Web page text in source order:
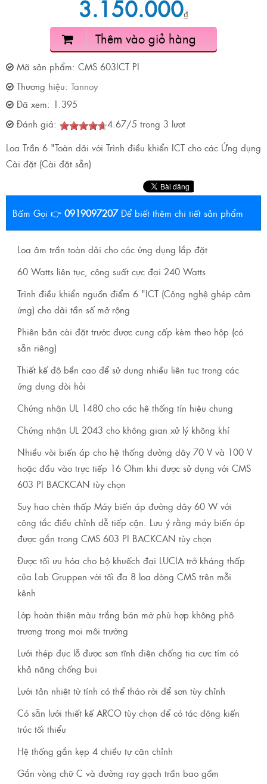
3.150.000₫
Thêm vào giỏ hàng
Mã sản phẩm: CMS 603ICT PI
Thương hiệu: Tannoy
Đã xem: 1.395
Đánh giá:
4.67/5 trong 3 lượt
Loa Trần 6 "Toàn dải với Trình điều khiển ICT cho các Ứng dụng
Cài đặt (Cài đặt sẵn)
Bấm Gọi 👉 0919097207 Để biết thêm chi tiết sản phẩm
Loa âm trần toàn dải cho các ứng dụng lắp đặt
60 Watts liên tục, công suất cực đại 240 Watts
Trình điều khiển nguồn điểm 6 "ICT (Công nghệ ghép cảm
ứng) cho dải tần số mở rộng
Phiên bản cài đặt trước được cung cấp kèm theo hộp (có
sẵn riêng)
Thiết kế độ bền cao để sử dụng nhiều liên tục trong các
ứng dụng đòi hỏi
Chứng nhận UL 1480 cho các hệ thống tín hiệu chung
Chứng nhận UL 2043 cho không gian xử lý không khí
Nhiều vòi biến áp cho hệ thống đường dây 70 V và 100 V
hoặc đầu vào trực tiếp 16 Ohm khi được sử dụng với CMS
603 PI BACKCAN tùy chọn
Suy hao chèn thấp Máy biến áp đường dây 60 W với
công tắc điều chỉnh dễ tiếp cận. Lưu ý rằng máy biến áp
được gắn trong CMS 603 PI BACKCAN tùy chọn
Được tối ưu hóa cho bộ khuếch đại LUCIA trở kháng thấp
của Lab Gruppen với tối đa 8 loa dòng CMS trên mỗi
kênh
Lớp hoàn thiện màu trắng bán mờ phù hợp không phô
trương trong mọi môi trường
Lưới thép đục lỗ được sơn tĩnh điện chống tia cực tím có
khả năng chống bụi
Lưới tản nhiệt từ tính có thể tháo rời để sơn tùy chỉnh
Có sẵn lưới thiết kế ARCO tùy chọn để có tác động kiến ​​
trúc tối thiểu
Hệ thống gắn kẹp 4 chiều tự căn chỉnh
Gắn vòng chữ C và đường ray gạch trần bao gồm